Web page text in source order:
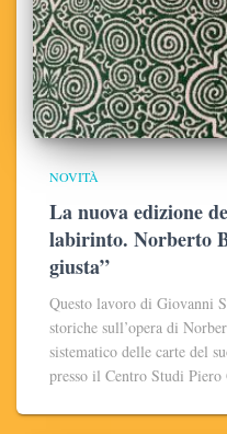
NOVITÀ
La nuova edizione
labirinto. Norberto
giusta”
Questo lavoro di Giovanni
storiche sull’opera di
sistematico delle carte del
presso il Centro Studi